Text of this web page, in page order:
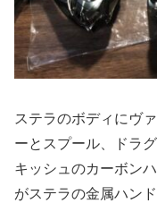
ステラのボディにヴ
ーとスプール、ドラ
キッシュのカーボン
がステラの金属ハン